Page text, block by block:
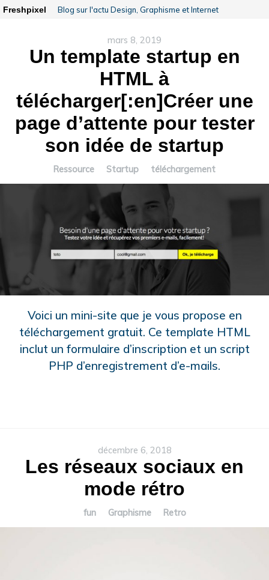
Freshpixel Blog sur l'actu Design, Graphisme et Internet
mars 8, 2019
Un template startup en
HTML à
télécharger[:en]Créer une
page d’attente pour tester
son idée de startup
Ressource Startup téléchargement
Voici un mini-site que je vous propose en
téléchargement gratuit. Ce template HTML
inclut un formulaire d’inscription et un script
PHP d’enregistrement d’e-mails.
décembre 6, 2018
Les réseaux sociaux en
mode rétro
fun Graphisme Retro